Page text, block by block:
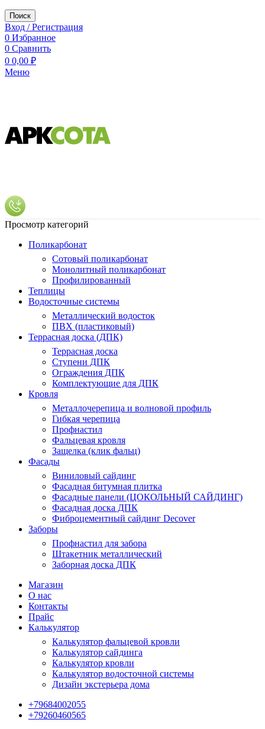
Поиск
Вход / Регистрация
0 Избранное
0 Сравнить
0 0,00 ₽
Меню
Просмотр категорий
Поликарбонат
Сотовый поликарбонат
Монолитный поликарбонат
Профилированный
Теплицы
Водосточные системы
Металлический водосток
ПВХ (пластиковый)
Террасная доска (ДПК)
Террасная доска
Ступени ДПК
Ограждения ДПК
Комплектующие для ДПК
Кровля
Металлочерепица и волновой профиль
Гибкая черепица
Профнастил
Фальцевая кровля
Защелка (клик фальц)
Фасады
Виниловый сайдинг
Фасадная битумная плитка
Фасадные панели (ЦОКОЛЬНЫЙ САЙДИНГ)
Фасадная доска ДПК
Фиброцементный сайдинг Decover
Заборы
Профнастил для забора
Штакетник металлический
Заборная доска ДПК
Магазин
О нас
Контакты
Прайс
Калькулятор
Калькулятор фальцевой кровли
Калькулятор сайдинга
Калькулятор кровли
Калькулятор водосточной системы
Дизайн экстерьера дома
+79684002055
+79260460565